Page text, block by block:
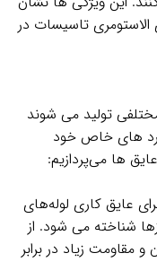
تاسیسات در
تولید می‌ شوند
های خاص خود
ها می‌پردازیم:
عایق‌ کاری لوله‌های
شناخته می‌ شود. از
مقاومت زیاد در برابر